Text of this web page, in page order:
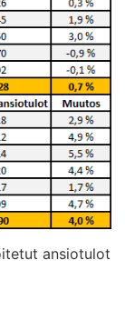
ansiotulot